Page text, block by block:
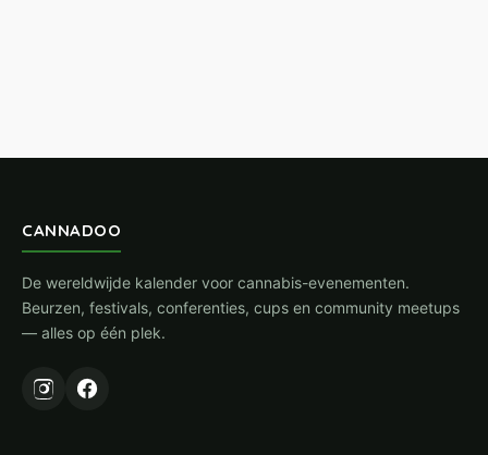
CANNADOO
De wereldwijde kalender voor cannabis-evenementen.
Beurzen, festivals, conferenties, cups en community meetups
— alles op één plek.